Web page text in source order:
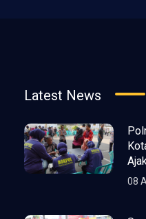
Latest News
08